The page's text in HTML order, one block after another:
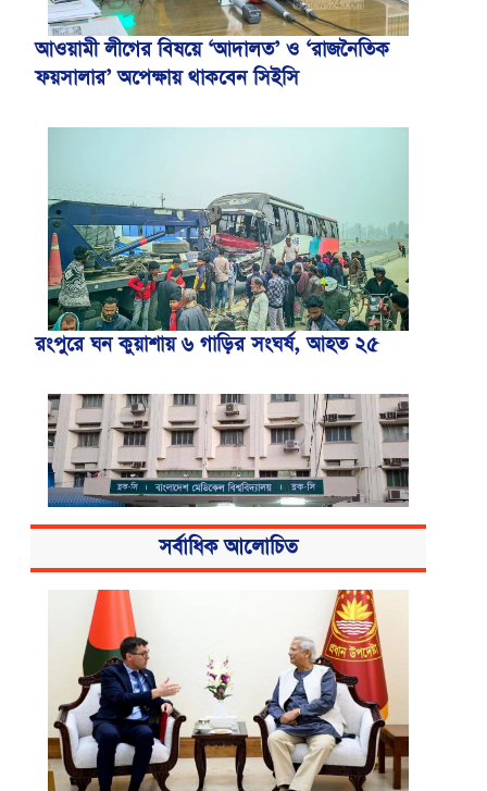
আওয়ামী লীগের বিষয়ে ‘আদালত’ ও ‘রাজনৈতিক
ফয়সালার’ অপেক্ষায় থাকবেন সিইসি
রংপুরে ঘন কুয়াশায় ৬ গাড়ির সংঘর্ষ, আহত ২৫
বিএসএমএমইউয়ের নতুন নাম বাংলাদেশ
মেডিকেল বিশ্ববিদ্যালয়
সর্বাধিক আলোচিত